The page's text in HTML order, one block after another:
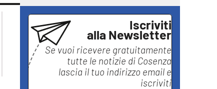
Iscriviti
alla Newsletter
Se vuoi ricevere gratuitamente
tutte le notizie di Cosenza
lascia il tuo indirizzo email e
iscriviti
lacplay.it
lactv.it
laconair.it
lacitymag.it
lacapitalenews.it
ilreggino.it
ilvibonese.it
catanzarochannel.it